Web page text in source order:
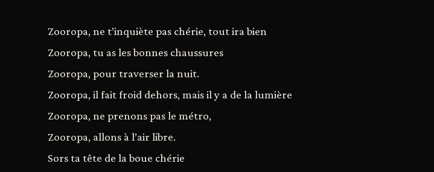
Zooropa, ne t’inquiète pas chérie, tout ira bien
Zooropa, tu as les bonnes chaussures
Zooropa, pour traverser la nuit.
Zooropa, il fait froid dehors, mais il y a de la lumière
Zooropa, ne prenons pas le métro,
Zooropa, allons à l’air libre.
Sors ta tête de la boue chérie